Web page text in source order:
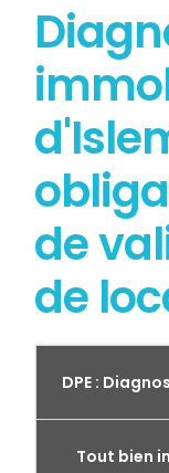
de
de
DPE :
Tout bien